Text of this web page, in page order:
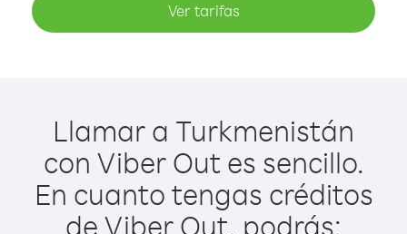
Ver tarifas
Llamar a Turkmenistán
con Viber Out es sencillo.
En cuanto tengas créditos
de Viber Out, podrás: